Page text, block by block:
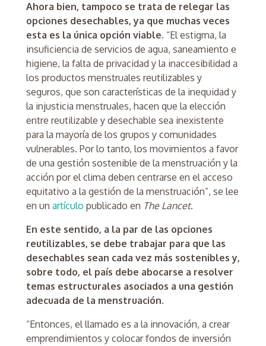
Ahora bien, tampoco se trata de relegar las
opciones desechables, ya que muchas veces
esta es la única opción viable. “El estigma, la
insuficiencia de servicios de agua, saneamiento e
higiene, la falta de privacidad y la inaccesibilidad a
los productos menstruales reutilizables y
seguros, que son características de la inequidad y
la injusticia menstruales, hacen que la elección
entre reutilizable y desechable sea inexistente
para la mayoría de los grupos y comunidades
vulnerables. Por lo tanto, los movimientos a favor
de una gestión sostenible de la menstruación y la
acción por el clima deben centrarse en el acceso
equitativo a la gestión de la menstruación”, se lee
en un artículo publicado en The Lancet.
En este sentido, a la par de las opciones
reutilizables, se debe trabajar para que las
desechables sean cada vez más sostenibles y,
sobre todo, el país debe abocarse a resolver
temas estructurales asociados a una gestión
adecuada de la menstruación.
“Entonces, el llamado es a la innovación, a crear
emprendimientos y colocar fondos de inversión